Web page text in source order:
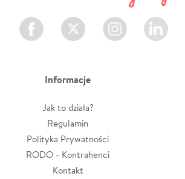
Facebook Twitter Instagram LinkedIn
Informacje
Jak to działa?
Regulamin
Polityka Prywatności
RODO - Kontrahenci
Kontakt